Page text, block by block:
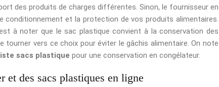
des produits de charges différentes. Sinon, le fournisseur en
conditionnement et la protection de vos produits alimentaires.
à noter que le sac plastique convient à la conservation des
vers ce choix pour éviter le gâchis alimentaire. On note
sacs plastique pour une conservation en congélateur.
et des sacs plastiques en ligne